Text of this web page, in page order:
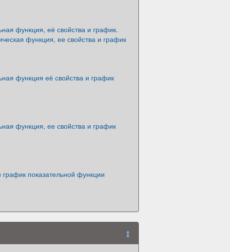
функция, её свойства и график.
функция, ее свойства и график
функция её свойства и график
функция, ее свойства и график
график показательной функции